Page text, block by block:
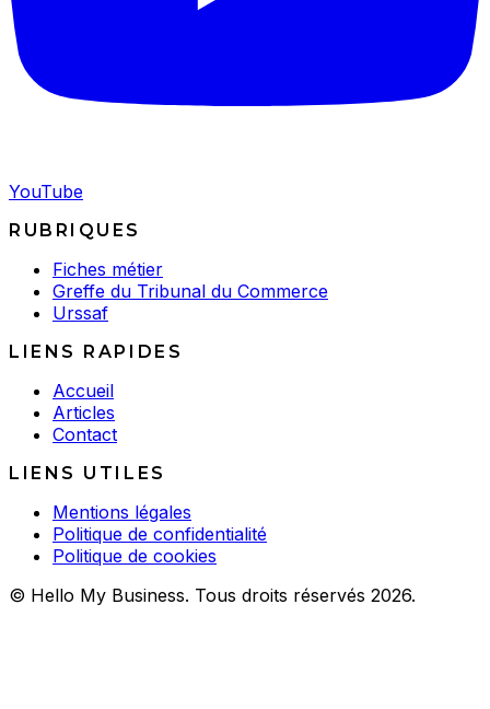
YouTube
RUBRIQUES
Fiches métier
Greffe du Tribunal du Commerce
Urssaf
LIENS RAPIDES
Accueil
Articles
Contact
LIENS UTILES
Mentions légales
Politique de confidentialité
Politique de cookies
© Hello My Business. Tous droits réservés 2026.